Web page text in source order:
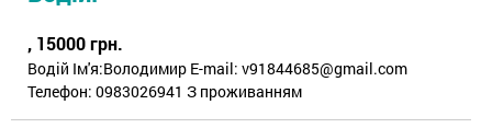
, 15000 грн.
Водій Ім'я:Володимир E-mail: v91844685@gmail.com
Телефон: 0983026941 З проживанням